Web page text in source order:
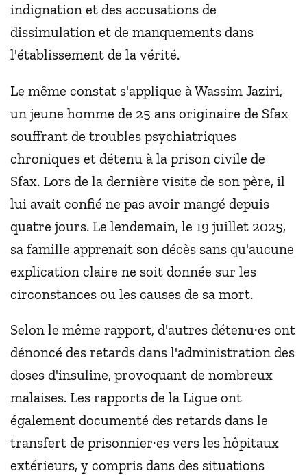
indignation et des accusations de
dissimulation et de manquements dans
l'établissement de la vérité.
Le même constat s'applique à Wassim Jaziri,
un jeune homme de 25 ans originaire de Sfax
souffrant de troubles psychiatriques
chroniques et détenu à la prison civile de
Sfax. Lors de la dernière visite de son père, il
lui avait confié ne pas avoir mangé depuis
quatre jours. Le lendemain, le 19 juillet 2025,
sa famille apprenait son décès sans qu'aucune
explication claire ne soit donnée sur les
circonstances ou les causes de sa mort.
Selon le même rapport, d'autres détenu·es ont
dénoncé des retards dans l'administration des
doses d'insuline, provoquant de nombreux
malaises. Les rapports de la Ligue ont
également documenté des retards dans le
transfert de prisonnier·es vers les hôpitaux
extérieurs, y compris dans des situations